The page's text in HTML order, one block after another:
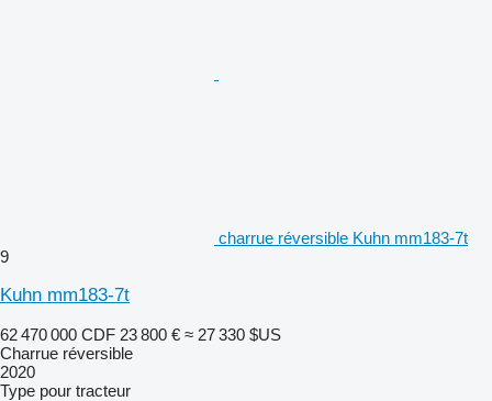
charrue réversible Kuhn mm183-7t
9
Kuhn mm183-7t
62 470 000 CDF 23 800 € ≈ 27 330 $US
Charrue réversible
2020
Type pour tracteur